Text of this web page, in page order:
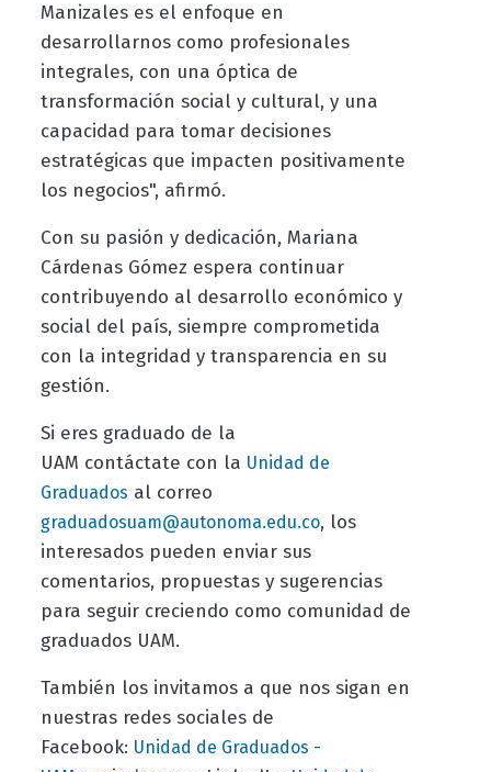
Manizales es el enfoque en
desarrollarnos como profesionales
integrales, con una óptica de
transformación social y cultural, y una
capacidad para tomar decisiones
estratégicas que impacten positivamente
los negocios", afirmó.
Con su pasión y dedicación, Mariana
Cárdenas Gómez espera continuar
contribuyendo al desarrollo económico y
social del país, siempre comprometida
con la integridad y transparencia en su
gestión.
Si eres graduado de la
UAM contáctate con la Unidad de
Graduados al correo
graduadosuam@autonoma.edu.co, los
interesados pueden enviar sus
comentarios, propuestas y sugerencias
para seguir creciendo como comunidad de
graduados UAM.
También los invitamos a que nos sigan en
nuestras redes sociales de
Facebook: Unidad de Graduados -